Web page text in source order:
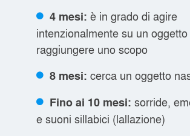
4 mesi: è in grado di agire
intenzionalmente su un
raggiungere uno scopo
8 mesi: cerca un oggetto
Fino ai 10 mesi: sorride,
e suoni sillabici (lallazione)